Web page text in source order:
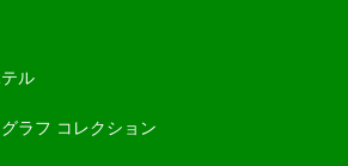
ル
ラフ コレクション